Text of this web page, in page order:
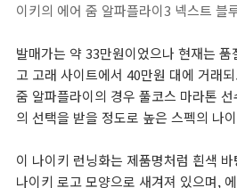
이키의 에어 줌 알파플라이3 넥스트 블
발매가는 약 33만원이었으나 현재는
고 고래 사이트에서 40만원 대에 거래
줌 알파플라이의 경우 풀코스 마라톤
의 선택을 받을 정도로 높은 스펙의 나
이 나이키 런닝화는 제품명처럼 흰색
나이키 로고 모양으로 새겨져 있으며,